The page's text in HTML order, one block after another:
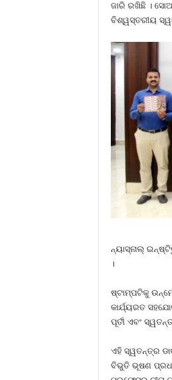
ଜାରି ରଖିଛି ।
ବିଶ୍ୱସ୍ତରୀୟ
ନ୍ୟାସ୍‌ନାଲ୍
।
ଷ୍ଟାମ୍ପଟିକୁ
କାର୍ଯ୍ୟରତ
ପୂର୍ତୀ ଏବଂ
ଏହି ସ୍ୱତନ୍ତ୍ର
ବିଭୁତି ଭୂଷଣ